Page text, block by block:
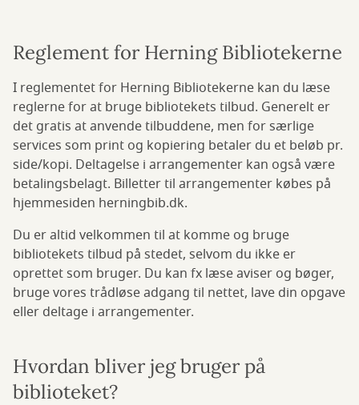
Reglement for Herning Bibliotekerne
I reglementet for Herning Bibliotekerne kan du læse
reglerne for at bruge bibliotekets tilbud. Generelt er
det gratis at anvende tilbuddene, men for særlige
services som print og kopiering betaler du et beløb pr.
side/kopi. Deltagelse i arrangementer kan også være
betalingsbelagt. Billetter til arrangementer købes på
hjemmesiden herningbib.dk.
Du er altid velkommen til at komme og bruge
bibliotekets tilbud på stedet, selvom du ikke er
oprettet som bruger. Du kan fx læse aviser og bøger,
bruge vores trådløse adgang til nettet, lave din opgave
eller deltage i arrangementer.
Hvordan bliver jeg bruger på
biblioteket?